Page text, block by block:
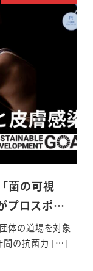
菌の可視
プロスポ…
体の道場を対象
間の抗菌力 […]